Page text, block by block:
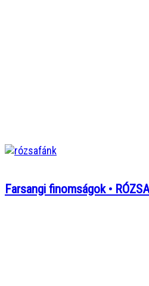
Farsangi finomságok •